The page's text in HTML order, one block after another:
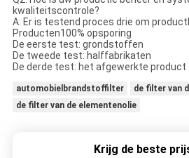
kwaliteitscontrole?
A: Er is testend proces drie om
Producten100% opsporing
De eerste test: grondstoffen
De tweede test: halffabrikaten
De derde test: het afgewerkte product
automobielbrandstoffilter
de filter van
de filter van de elementenolie
Krijg de beste